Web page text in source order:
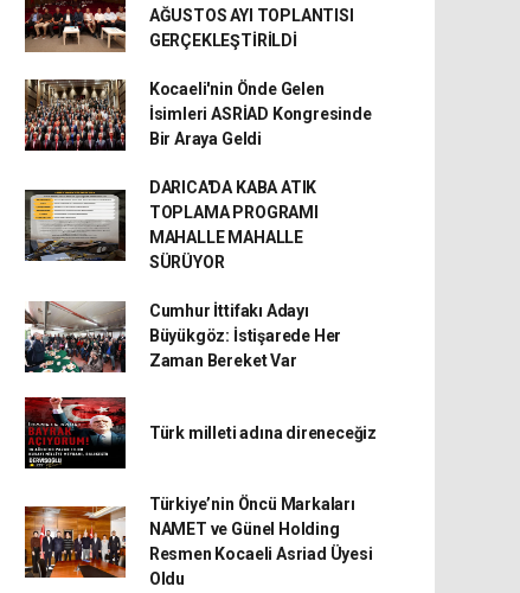
AĞUSTOS AYI TOPLANTISI
GERÇEKLEŞTİRİLDİ
Kocaeli'nin Önde Gelen
İsimleri ASRİAD Kongresinde
Bir Araya Geldi
DARICA'DA KABA ATIK
TOPLAMA PROGRAMI
MAHALLE MAHALLE
SÜRÜYOR
Cumhur İttifakı Adayı
Büyükgöz: İstişarede Her
Zaman Bereket Var
Türk milleti adına direneceğiz
Türkiye’nin Öncü Markaları
NAMET ve Günel Holding
Resmen Kocaeli Asriad Üyesi
Oldu